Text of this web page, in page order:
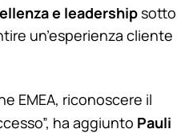
e leadershipsotto
un’esperienza cliente
EMEA, riconoscere il
ha aggiunto Pauli